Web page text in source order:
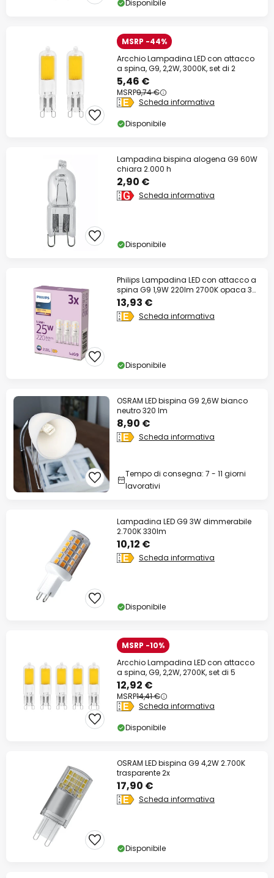
Disponibile
MSRP -44%
Arcchio Lampadina LED con attacco
a spina, G9, 2,2W, 3000K, set di 2
5,46 €
MSRP9,74 €
Scheda informativa
Disponibile
Lampadina bispina alogena G9 60W
chiara 2.000 h
2,90 €
Scheda informativa
Disponibile
Philips Lampadina LED con attacco a
spina G9 1,9W 220lm 2700K opaca 3
pezzi
13,93 €
Scheda informativa
Disponibile
OSRAM LED bispina G9 2,6W bianco
neutro 320 lm
8,90 €
Scheda informativa
Tempo di consegna: 7 - 11 giorni
lavorativi
Lampadina LED G9 3W dimmerabile
2.700K 330lm
10,12 €
Scheda informativa
Disponibile
MSRP -10%
Arcchio Lampadina LED con attacco
a spina, G9, 2,2W, 2700K, set di 5
12,92 €
MSRP14,41 €
Scheda informativa
Disponibile
OSRAM LED bispina G9 4,2W 2.700K
trasparente 2x
17,90 €
Scheda informativa
Disponibile